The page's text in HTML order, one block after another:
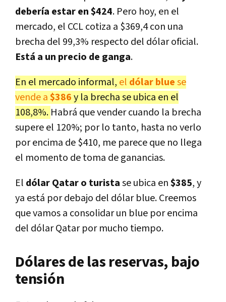
debería estar en $424. Pero hoy, en el
mercado, el CCL cotiza a $369,4 con una
brecha del 99,3% respecto del dólar oficial.
Está a un precio de ganga.
En el mercado informal, el dólar bluese
vende a$386y la brecha se ubica en el
108,8%. Habrá que vender cuando la brecha
supere el 120%; por lo tanto, hasta no verlo
por encima de $410, me parece que no llega
el momento de toma de ganancias.
El dólar Qatar o turistase ubica en$385, y
ya está por debajo del dólar blue. Creemos
que vamos a consolidar un blue por encima
del dólar Qatar por mucho tiempo.
Dólares de las reservas, bajo
tensión